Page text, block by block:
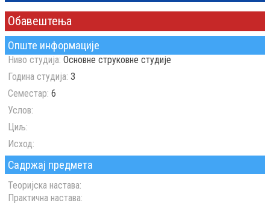
Опште информације
Ниво студија: Основне струковне студије
Година студија: 3
Семестар: 6
Услов:
Циљ:
Исход:
Садржај предмета
Теоријска настава:
Практична настава:
Обавештења